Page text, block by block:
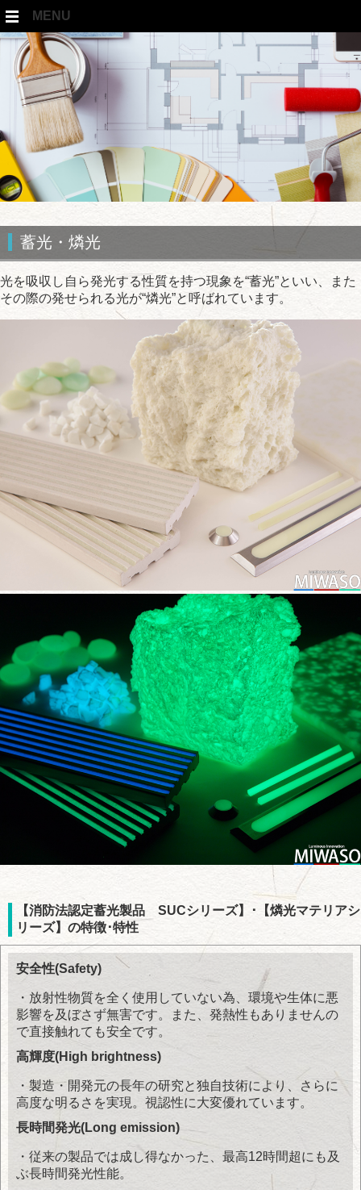
MENU
蓄光・燐光
光を吸収し自ら発光する性質を持つ現象を“蓄光”といい、また
その際の発せられる光が“燐光”と呼ばれています。
【消防法認定蓄光製品 SUCシリーズ】･【燐光マテリアシ
リーズ】の特徴･特性
安全性(Safety)
・放射性物質を全く使用していない為、環境や生体に悪
影響を及ぼさず無害です。また、発熱性もありませんの
で直接触れても安全です。
高輝度(High brightness)
・製造・開発元の長年の研究と独自技術により、さらに
高度な明るさを実現。視認性に大変優れています。
長時間発光(Long emission)
・従来の製品では成し得なかった、最高12時間超にも及
ぶ長時間発光性能。